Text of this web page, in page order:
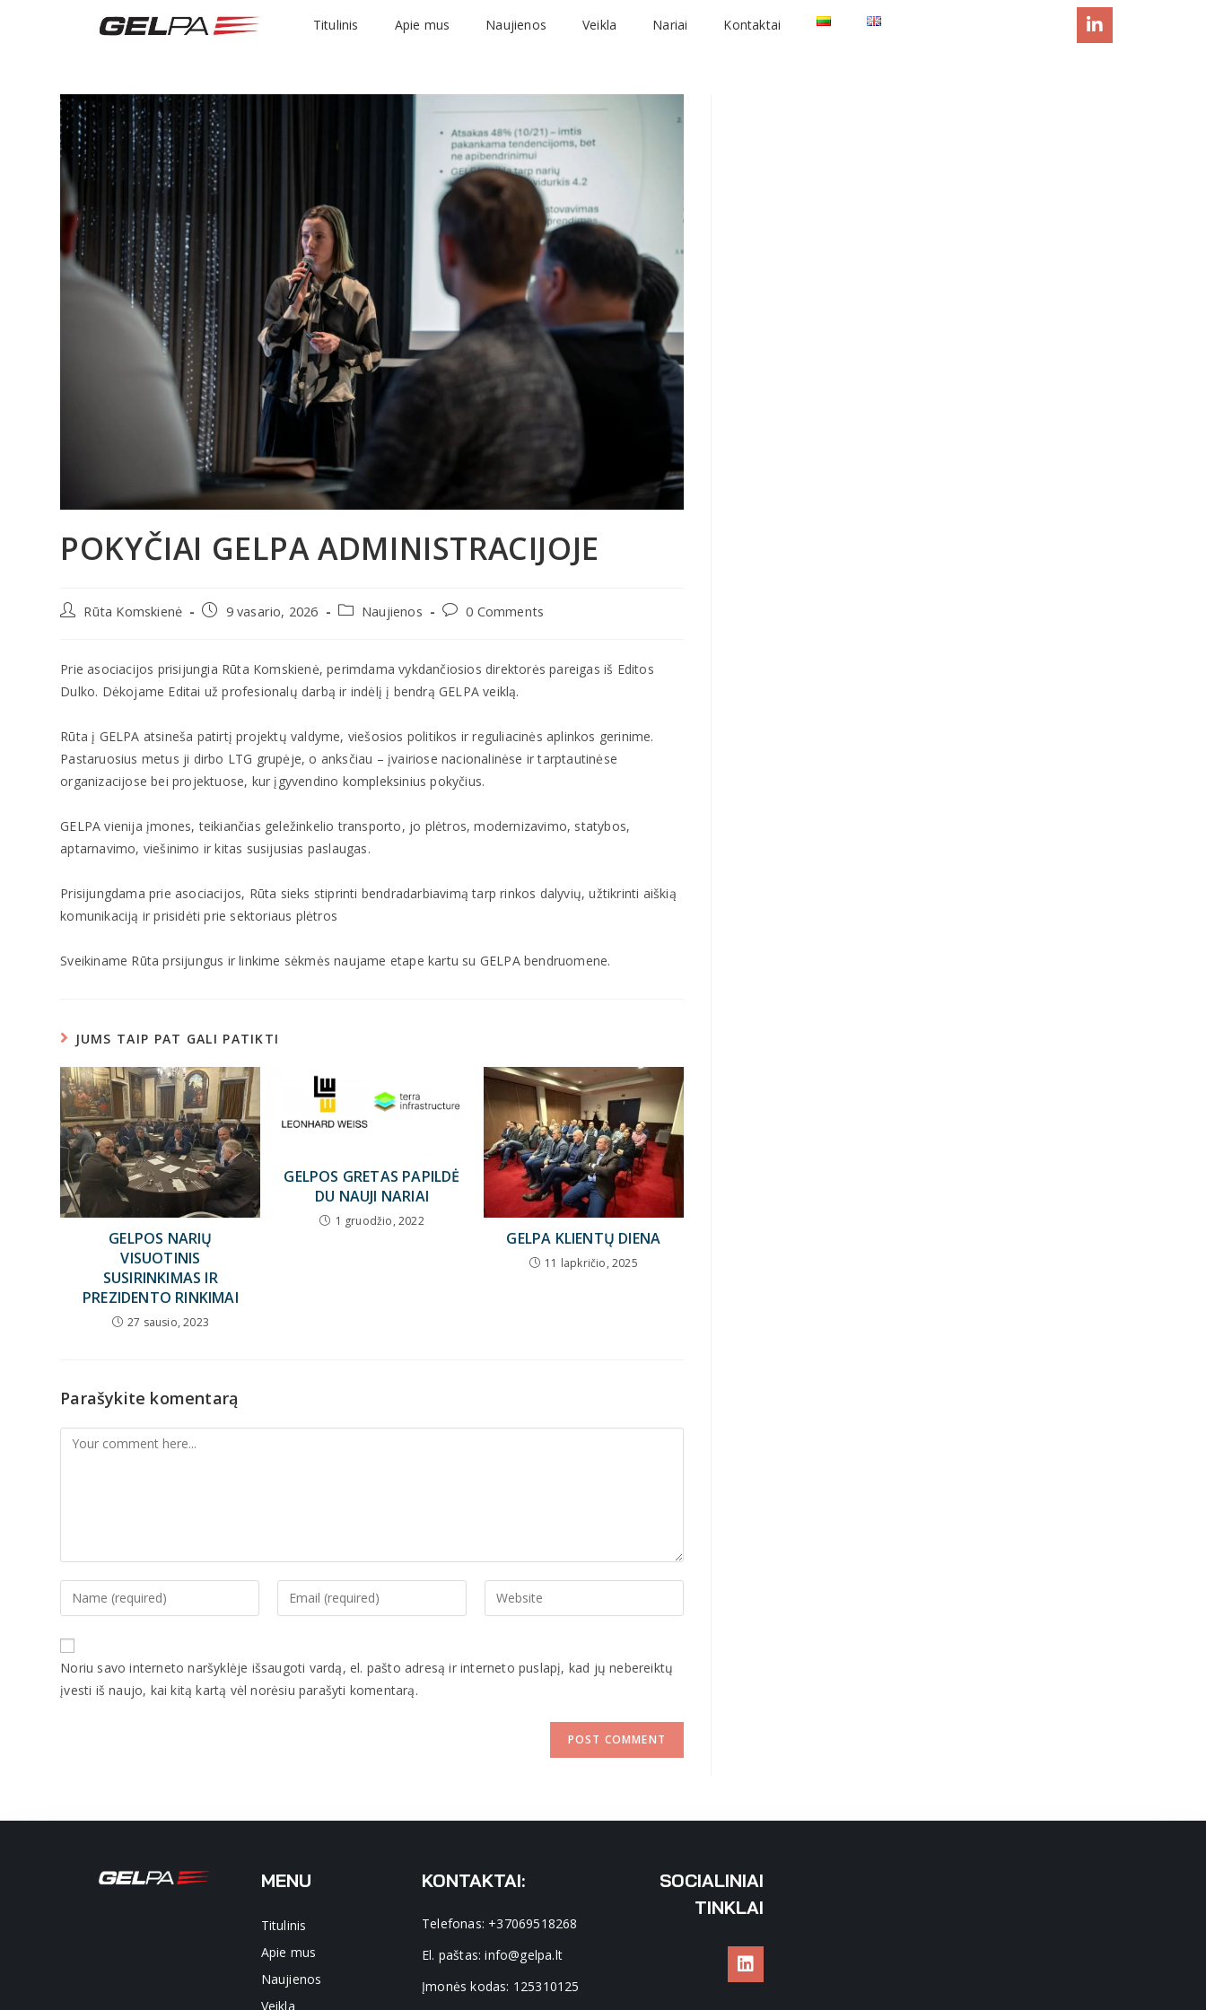
Titulinis Apie mus Naujienos Veikla Nariai Kontaktai
POKYČIAI GELPA ADMINISTRACIJOJE
Rūta Komskienė 9 vasario, 2026 Naujienos 0 Comments
Prie asociacijos prisijungia Rūta Komskienė, perimdama vykdančiosios direktorės pareigas iš Editos
Dulko. Dėkojame Editai už profesionalų darbą ir indėlį į bendrą GELPA veiklą.
Rūta į GELPA atsineša patirtį projektų valdyme, viešosios politikos ir reguliacinės aplinkos gerinime.
Pastaruosius metus ji dirbo LTG grupėje, o anksčiau – įvairiose nacionalinėse ir tarptautinėse
organizacijose bei projektuose, kur įgyvendino kompleksinius pokyčius.
GELPA vienija įmones, teikiančias geležinkelio transporto, jo plėtros, modernizavimo, statybos,
aptarnavimo, viešinimo ir kitas susijusias paslaugas.
Prisijungdama prie asociacijos, Rūta sieks stiprinti bendradarbiavimą tarp rinkos dalyvių, užtikrinti aiškią
komunikaciją ir prisidėti prie sektoriaus plėtros
Sveikiname Rūta prsijungus ir linkime sėkmės naujame etape kartu su GELPA bendruomene.
JUMS TAIP PAT GALI PATIKTI
GELPOS NARIŲ
VISUOTINIS
SUSIRINKIMAS IR
PREZIDENTO RINKIMAI
27 sausio, 2023
GELPOS GRETAS PAPILDĖ
DU NAUJI NARIAI
1 gruodžio, 2022
GELPA KLIENTŲ DIENA
11 lapkričio, 2025
Parašykite komentarą
Noriu savo interneto naršyklėje išsaugoti vardą, el. pašto adresą ir interneto puslapį, kad jų nebereiktų
įvesti iš naujo, kai kitą kartą vėl norėsiu parašyti komentarą.
MENU
Titulinis
Apie mus
Naujienos
Veikla
KONTAKTAI:
Telefonas: +37069518268
El. paštas: info@gelpa.lt
Įmonės kodas: 125310125
SOCIALINIAI
TINKLAI